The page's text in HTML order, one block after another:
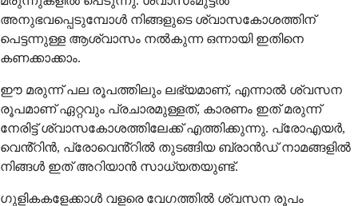
അനുഭവപ്പെടുമ്പോൾ നിങ്ങളുടെ ശ്വാസകോശത്തിന്
പെട്ടന്നുള്ള ആശ്വാസം നൽകുന്ന ഒന്നായി ഇതിനെ
കണക്കാക്കാം.
ഈ മരുന്ന് പല രൂപത്തിലും ലഭ്യമാണ്, എന്നാൽ ശ്വസന
രൂപമാണ് ഏറ്റവും പ്രചാരമുള്ളത്, കാരണം ഇത് മരുന്ന്
നേരിട്ട് ശ്വാസകോശത്തിലേക്ക് എത്തിക്കുന്നു. പ്രോഎയർ,
വെൻ്റിൻ, പ്രോവെൻ്റിൽ തുടങ്ങിയ ബ്രാൻഡ് നാമങ്ങളിൽ
നിങ്ങൾ ഇത് അറിയാൻ സാധ്യതയുണ്ട്.
ഗുളികകളേക്കാൾ വളരെ വേഗത്തിൽ ശ്വസന രൂപം